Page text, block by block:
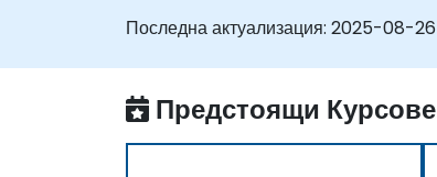
за генериране на текст.
Последна актуализация: 2025-08-26
Предстоящи Курсове